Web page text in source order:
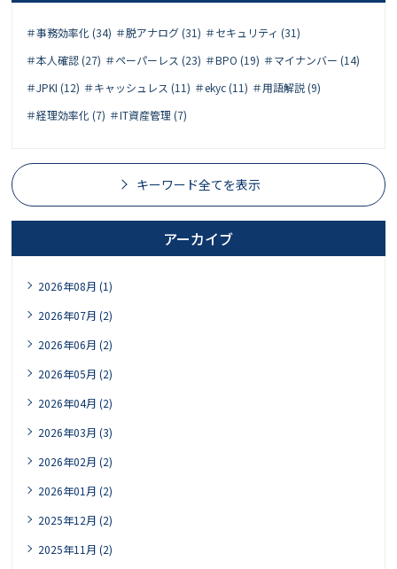
＃事務効率化 (34) ＃脱アナログ (31) ＃セキュリティ (31)
＃本人確認 (27) ＃ペーパーレス (23) ＃BPO (19) ＃マイナンバー (14)
＃JPKI (12) ＃キャッシュレス (11) ＃ekyc (11) ＃用語解説 (9)
＃経理効率化 (7) ＃IT資産管理 (7)
キーワード全てを表示
アーカイブ
2026年08月 (1)
2026年07月 (2)
2026年06月 (2)
2026年05月 (2)
2026年04月 (2)
2026年03月 (3)
2026年02月 (2)
2026年01月 (2)
2025年12月 (2)
2025年11月 (2)